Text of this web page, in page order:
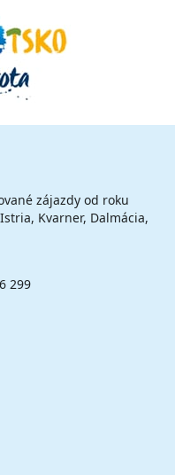
zájazdy od roku
Kvarner, Dalmácia,
299